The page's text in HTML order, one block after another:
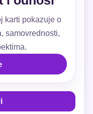
karti pokazuje o
samovrednosti,